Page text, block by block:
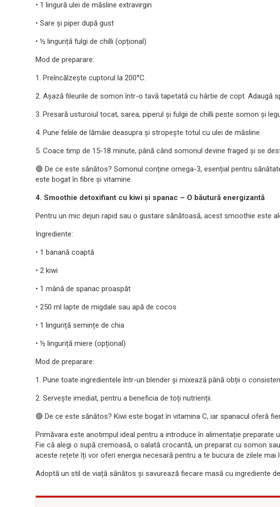
• 1 lingură ulei de măsline extravirgin
• Sare și piper după gust
• ½ linguriță fulgi de chilli (opțional)
Mod de preparare:
1. Preîncălzește cuptorul la 200°C.
2. Așază fileurile de somon într-o tavă tapetată cu hârtie de copt. Adaugă
3. Presară usturoiul tocat, sarea, piperul și fulgii de chilli peste somon și
4. Pune feliile de lămâie deasupra și stropește totul cu ulei de măsline.
5. Coace timp de 15-18 minute, până când somonul devine fraged și se
🟢 De ce este sănătos? Somonul conține omega-3, esențial pentru
este bogat în fibre și vitamine.
4. Smoothie detoxifiant cu kiwi și spanac – O băutură energizantă
Pentru un mic dejun rapid sau o gustare sănătoasă, acest smoothie este
Ingrediente:
• 1 banană coaptă
• 2 kiwi
• 1 mână de spanac proaspăt
• 250 ml lapte de migdale sau apă de cocos
• 1 linguriță semințe de chia
• ½ linguriță miere (opțional)
Mod de preparare:
1. Pune toate ingredientele într-un blender și mixează până obții o
2. Servește imediat, pentru a beneficia de toți nutrienții.
🟢 De ce este sănătos? Kiwi este bogat în vitamina C, iar spanacul oferă
Primăvara este anotimpul ideal pentru a introduce în alimentație preparate
Fie că alegi o supă cremoasă, o salată crocantă, un preparat cu somon
aceste rețete îți vor oferi energia necesară pentru a te bucura de zilele mai
Adoptă un stil de viață sănătos și savurează fiecare masă cu ingrediente